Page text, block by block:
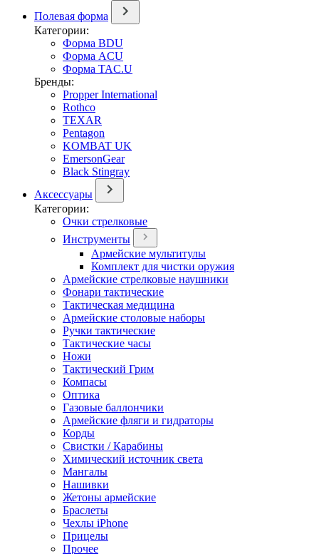
Полевая форма
Категории:
Форма BDU
Форма ACU
Форма TAC.U
Бренды:
Propper International
Rothco
TEXAR
Pentagon
KOMBAT UK
EmersonGear
Black Stingray
Аксессуары
Категории:
Очки стрелковые
Инструменты
Армейские мультитулы
Комплект для чистки оружия
Армейские стрелковые наушники
Фонари тактические
Тактическая медицина
Армейские столовые наборы
Ручки тактические
Тактические часы
Ножи
Тактический Грим
Компасы
Оптика
Газовые баллончики
Армейские фляги и гидраторы
Корды
Свистки / Карабины
Химический источник света
Мангалы
Нашивки
Жетоны армейские
Браслеты
Чехлы iPhone
Прицелы
Прочее